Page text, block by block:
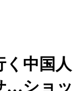
く中国人
…ショッ